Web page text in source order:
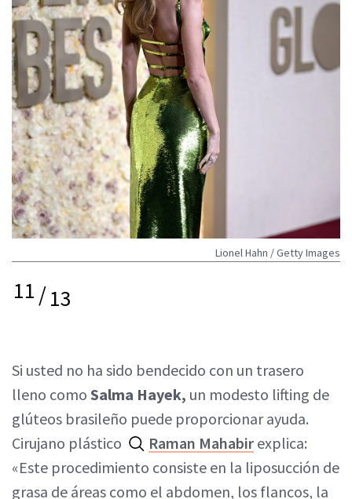
Lionel Hahn / Getty Images
11/13
Si usted no ha sido bendecido con un trasero
lleno como Salma Hayek, un modesto lifting de
glúteos brasileño puede proporcionar ayuda.
Cirujano plástico
Raman Mahabir explica:
«Este procedimiento consiste en la liposucción de
grasa de áreas como el abdomen, los flancos, la